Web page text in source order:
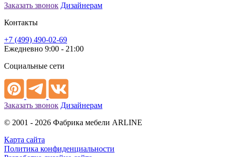
Заказать звонок Дизайнерам
Контакты
+7 (499) 490-02-69
Ежедневно 9:00 - 21:00
Социальные сети
Заказать звонок Дизайнерам
© 2001 - 2026 Фабрика мебели ARLINE
Карта сайта
Политика конфиденциальности